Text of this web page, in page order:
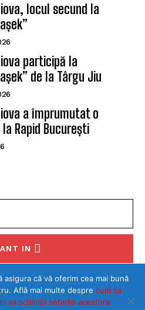
locul secund la
participă la
de la Târgu Jiu
a împrumutat o
Rapid București
IN
Policy.
că vă oferim cea mai bună
Află mai multe despre cum sa
sa schimbi setarile acestora